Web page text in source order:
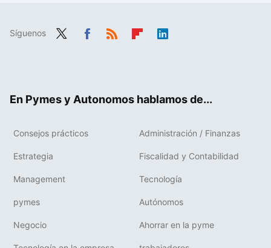
Síguenos
En Pymes y Autonomos hablamos de...
Consejos prácticos Administración / Finanzas
Estrategia Fiscalidad y Contabilidad
Management Tecnología
pymes Autónomos
Negocio Ahorrar en la pyme